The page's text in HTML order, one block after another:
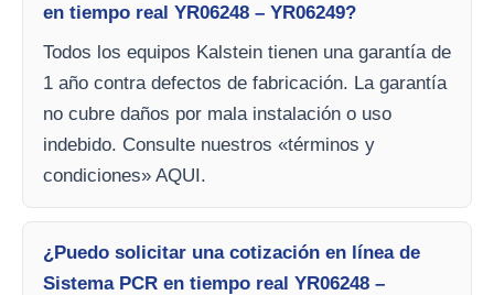
en tiempo real YR06248 – YR06249?
Todos los equipos Kalstein tienen una garantía de
1 año contra defectos de fabricación. La garantía
no cubre daños por mala instalación o uso
indebido. Consulte nuestros «términos y
condiciones» AQUI.
¿Puedo solicitar una cotización en línea de
Sistema PCR en tiempo real YR06248 –